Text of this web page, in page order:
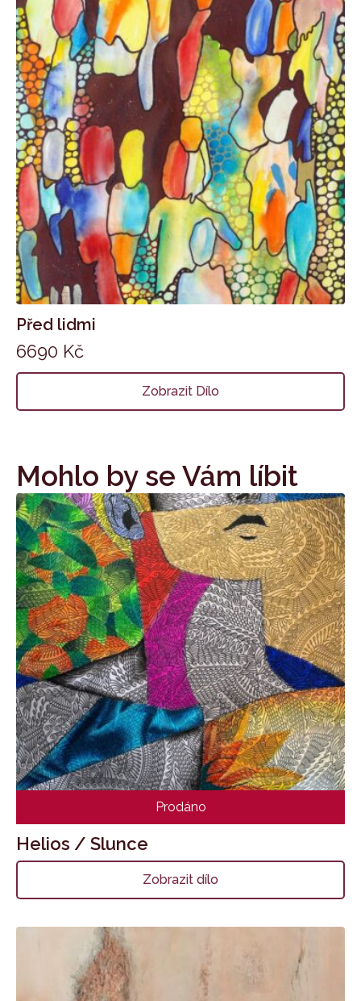
Před lidmi
6690 Kč
Zobrazit Dílo
Mohlo by se Vám líbit
Prodáno
Helios / Slunce
Zobrazit dílo